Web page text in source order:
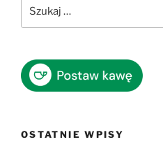
OSTATNIE WPISY